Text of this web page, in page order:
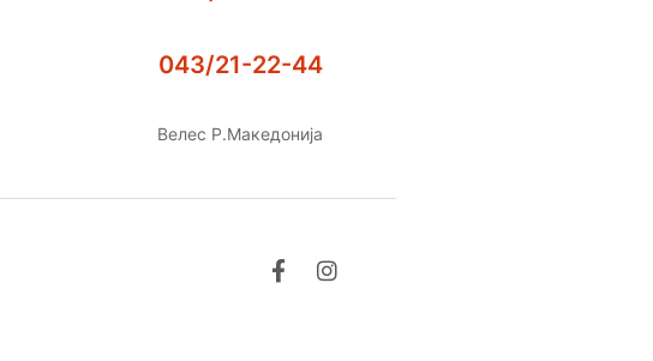
043/21-22-44
Велес Р.Македонија